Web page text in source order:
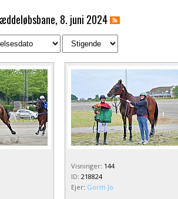
8. juni 2024
Visninger: 144
ID: 218824
Ejer: Gorm Jo